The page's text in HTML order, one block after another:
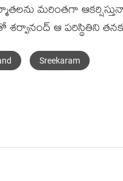
మరింతగా
ఆ పరిస్థితిని
Sreekaram